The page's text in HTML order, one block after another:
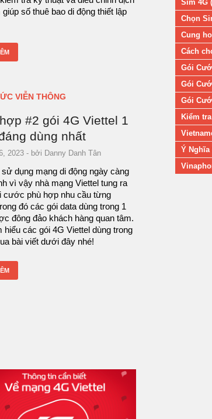
số thuê bao di động thiết lập
VIỄN THÔNG
#2 gói 4G Viettel 1
dùng nhất
2023- bởi Danny Danh Tân
dụng mạng di động ngày càng
vì vậy nhà mạng Viettel tung ra
cước phù hợp nhu cầu từng
đó các gói data dùng trong 1
đông đảo khách hàng quan tâm.
hiểu các gói 4G Viettel dùng trong
bài viết dưới đây nhé!
Sim 4G
Chọn
Cung
Cách
Gói
Gói
Gói
Kiểm
Ý Nghĩa